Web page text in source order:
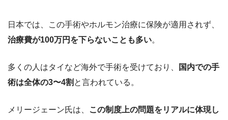
日本では、この手術やホルモン治療に保険が適用されず、
治療費が100万円を下らないことも多い。
多くの人はタイなど海外で手術を受けており、
国内での手
術は全体の3〜4割 と言われている。
メリージェーン氏は、
この制度上の問題をリアルに体現し